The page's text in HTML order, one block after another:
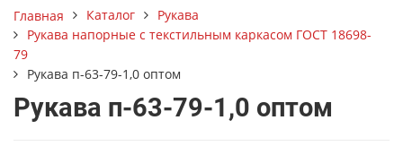
Главная Каталог
Рукава
Рукава напорные с текстильным каркасом ГОСТ 18698-
79
Рукава п-63-79-1,0 оптом
Рукава п-63-79-1,0 оптом